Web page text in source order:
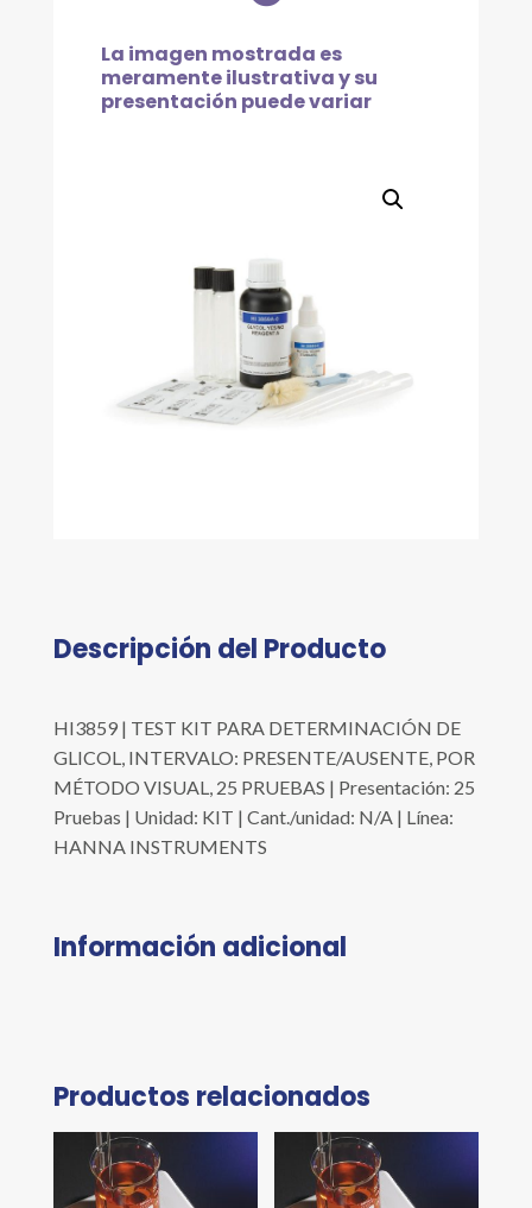
PRUEBAS
cantidad
La imagen mostrada es
meramente ilustrativa y su
presentación puede variar
Descripción del Producto
HI3859 | TEST KIT PARA DETERMINACIÓN DE
GLICOL, INTERVALO: PRESENTE/AUSENTE, POR
MÉTODO VISUAL, 25 PRUEBAS | Presentación: 25
Pruebas | Unidad: KIT | Cant./unidad: N/A | Línea:
HANNA INSTRUMENTS
Información adicional
Productos relacionados